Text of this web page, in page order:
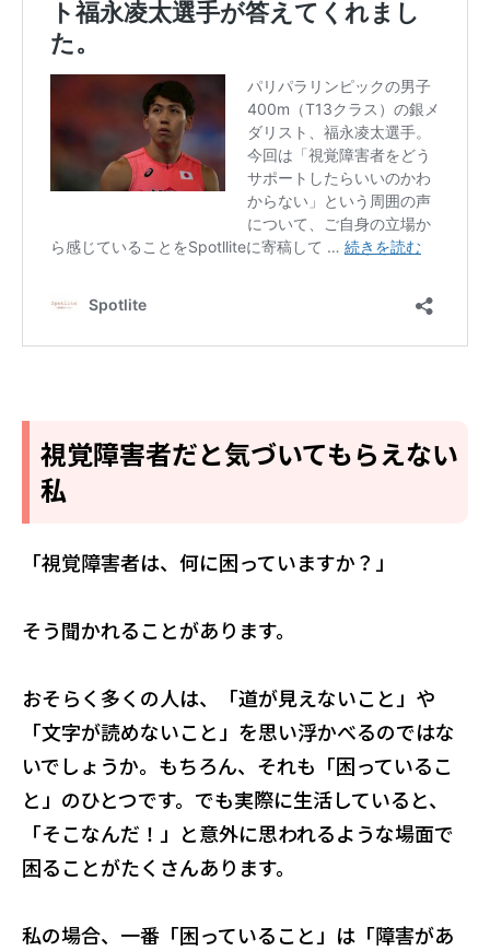
視覚障害者だと気づいてもらえない
私
「視覚障害者は、何に困っていますか？」
そう聞かれることがあります。
おそらく多くの人は、「道が見えないこと」や
「文字が読めないこと」を思い浮かべるのではな
いでしょうか。もちろん、それも「困っているこ
と」のひとつです。でも実際に生活していると、
「そこなんだ！」と意外に思われるような場面で
困ることがたくさんあります。
私の場合、一番「困っていること」は「障害があ